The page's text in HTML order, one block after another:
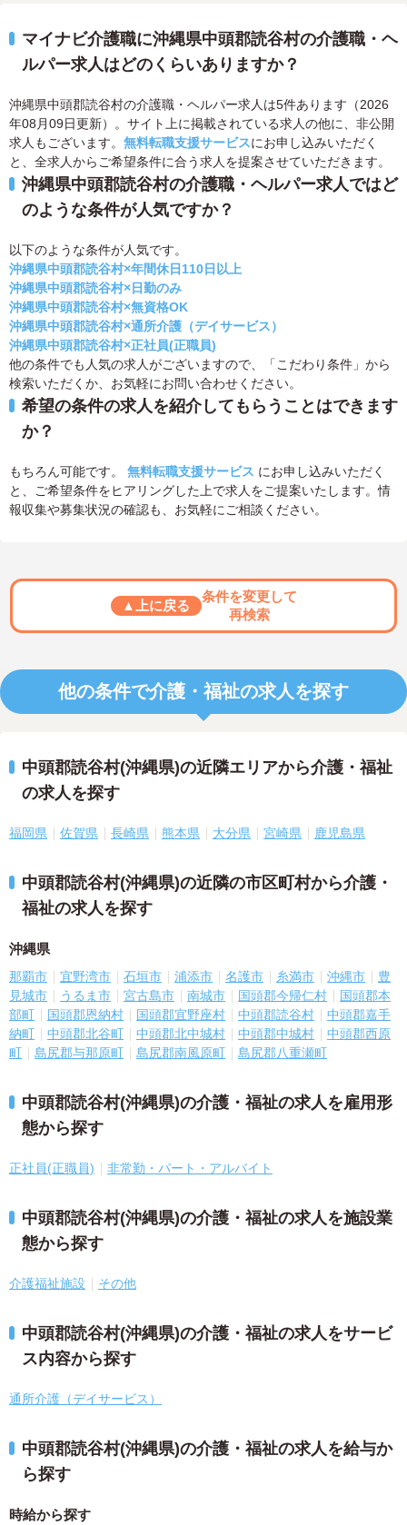
マイナビ介護職に沖縄県中頭郡読谷村の介護職・ヘ
ルパー求人はどのくらいありますか？
沖縄県中頭郡読谷村の介護職・ヘルパー求人は5件あります（2026
年08月09日更新）。サイト上に掲載されている求人の他に、非公開
求人もございます。 無料転職支援サービスにお申し込みいただく
と、全求人からご希望条件に合う求人を提案させていただきます。
沖縄県中頭郡読谷村の介護職・ヘルパー求人ではど
のような条件が人気ですか？
以下のような条件が人気です。
沖縄県中頭郡読谷村×年間休日110日以上
沖縄県中頭郡読谷村×日勤のみ
沖縄県中頭郡読谷村×無資格OK
沖縄県中頭郡読谷村×通所介護（デイサービス）
沖縄県中頭郡読谷村×正社員(正職員)
他の条件でも人気の求人がございますので、「こだわり条件」から
検索いただくか、お気軽にお問い合わせください。
希望の条件の求人を紹介してもらうことはできます
か？
もちろん可能です。 無料転職支援サービス にお申し込みいただく
と、ご希望条件をヒアリングした上で求人をご提案いたします。情
報収集や募集状況の確認も、お気軽にご相談ください。
▲上に戻る
条件を変更して
再検索
他の条件で介護・福祉の求人を探す
中頭郡読谷村(沖縄県)の近隣エリアから介護・福祉
の求人を探す
福岡県 佐賀県 長崎県 熊本県 大分県 宮崎県 鹿児島県
中頭郡読谷村(沖縄県)の近隣の市区町村から介護・
福祉の求人を探す
沖縄県
那覇市 宜野湾市 石垣市 浦添市 名護市 糸満市 沖縄市
豊
見城市
うるま市 宮古島市 南城市 国頭郡今帰仁村
国頭郡本
部町
国頭郡恩納村 国頭郡宜野座村 中頭郡読谷村
中頭郡嘉手
納町
中頭郡北谷町 中頭郡北中城村 中頭郡中城村
中頭郡西原
町
島尻郡与那原町 島尻郡南風原町 島尻郡八重瀬町
中頭郡読谷村(沖縄県)の介護・福祉の求人を雇用形
態から探す
正社員(正職員) 非常勤・パート・アルバイト
中頭郡読谷村(沖縄県)の介護・福祉の求人を施設業
態から探す
介護福祉施設 その他
中頭郡読谷村(沖縄県)の介護・福祉の求人をサービ
ス内容から探す
通所介護（デイサービス）
中頭郡読谷村(沖縄県)の介護・福祉の求人を給与か
ら探す
時給から探す